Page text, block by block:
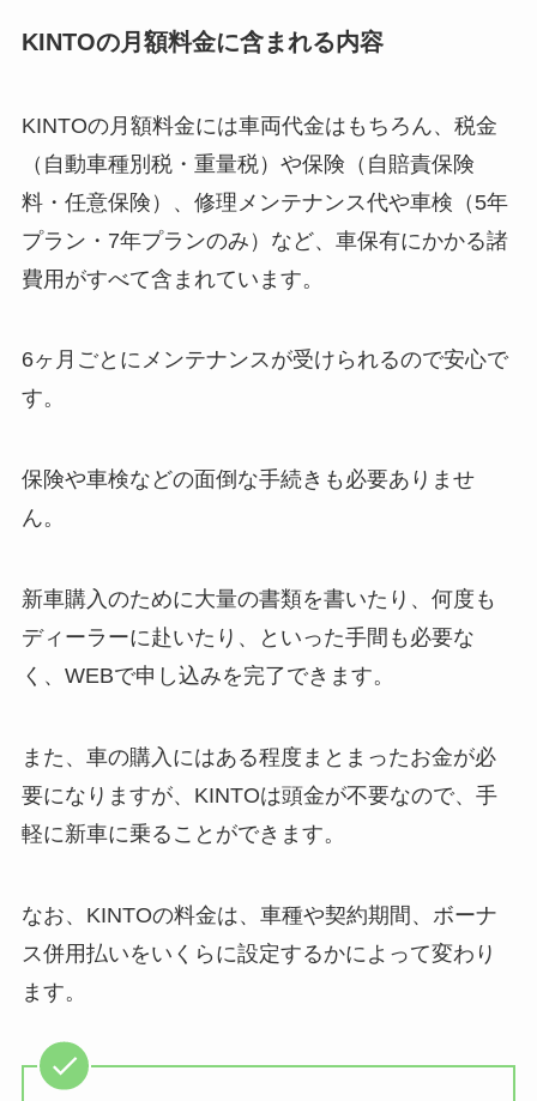
KINTOの月額料金に含まれる内容
KINTOの月額料金には車両代金はもちろん、税金
（自動車種別税・重量税）や保険（自賠責保険
料・任意保険）、修理メンテナンス代や車検（5年
プラン・7年プランのみ）など、車保有にかかる諸
費用がすべて含まれています。
6ヶ月ごとにメンテナンスが受けられるので安心で
す。
保険や車検などの面倒な手続きも必要ありませ
ん。
新車購入のために大量の書類を書いたり、何度も
ディーラーに赴いたり、といった手間も必要な
く、WEBで申し込みを完了できます。
また、車の購入にはある程度まとまったお金が必
要になりますが、KINTOは頭金が不要なので、手
軽に新車に乗ることができます。
なお、KINTOの料金は、車種や契約期間、ボーナ
ス併用払いをいくらに設定するかによって変わり
ます。